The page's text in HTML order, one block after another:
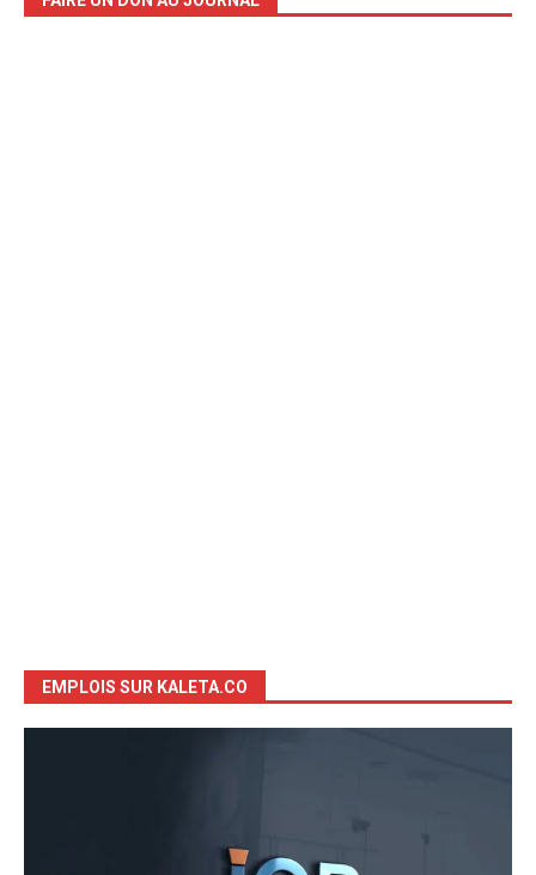
EMPLOIS SUR KALETA.CO